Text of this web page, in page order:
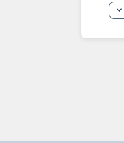
keyboard_arrow_down